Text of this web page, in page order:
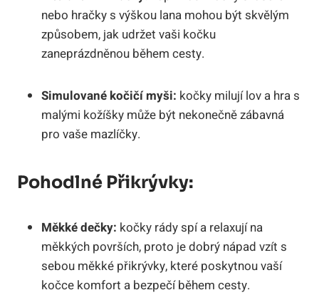
nebo hračky s výškou lana mohou být skvělým
způsobem, jak udržet vaši kočku
zaneprázdněnou během cesty.
Simulované kočičí myši: kočky milují lov a hra s
malými kožíšky může být nekonečně zábavná
pro vaše mazlíčky.
Pohodlné Přikrývky:
Měkké dečky: kočky rády spí a relaxují na
měkkých površích, proto je dobrý nápad vzít s
sebou měkké přikrývky, které poskytnou vaší
kočce komfort a bezpečí během cesty.